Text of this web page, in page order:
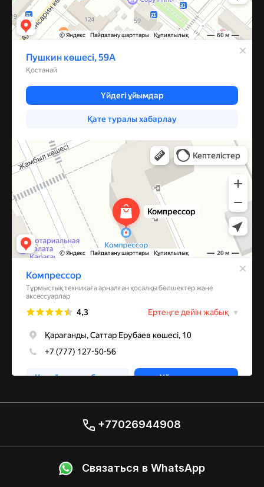
Компрессор
Запчасти и аксессуары для бытовой техники в Караганде
+77026944908
Связаться в WhatsApp